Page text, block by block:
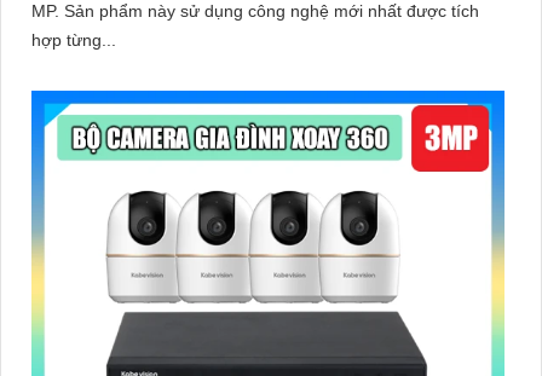
MP. Sản phẩm này sử dụng công nghệ mới nhất được tích
hợp từng...